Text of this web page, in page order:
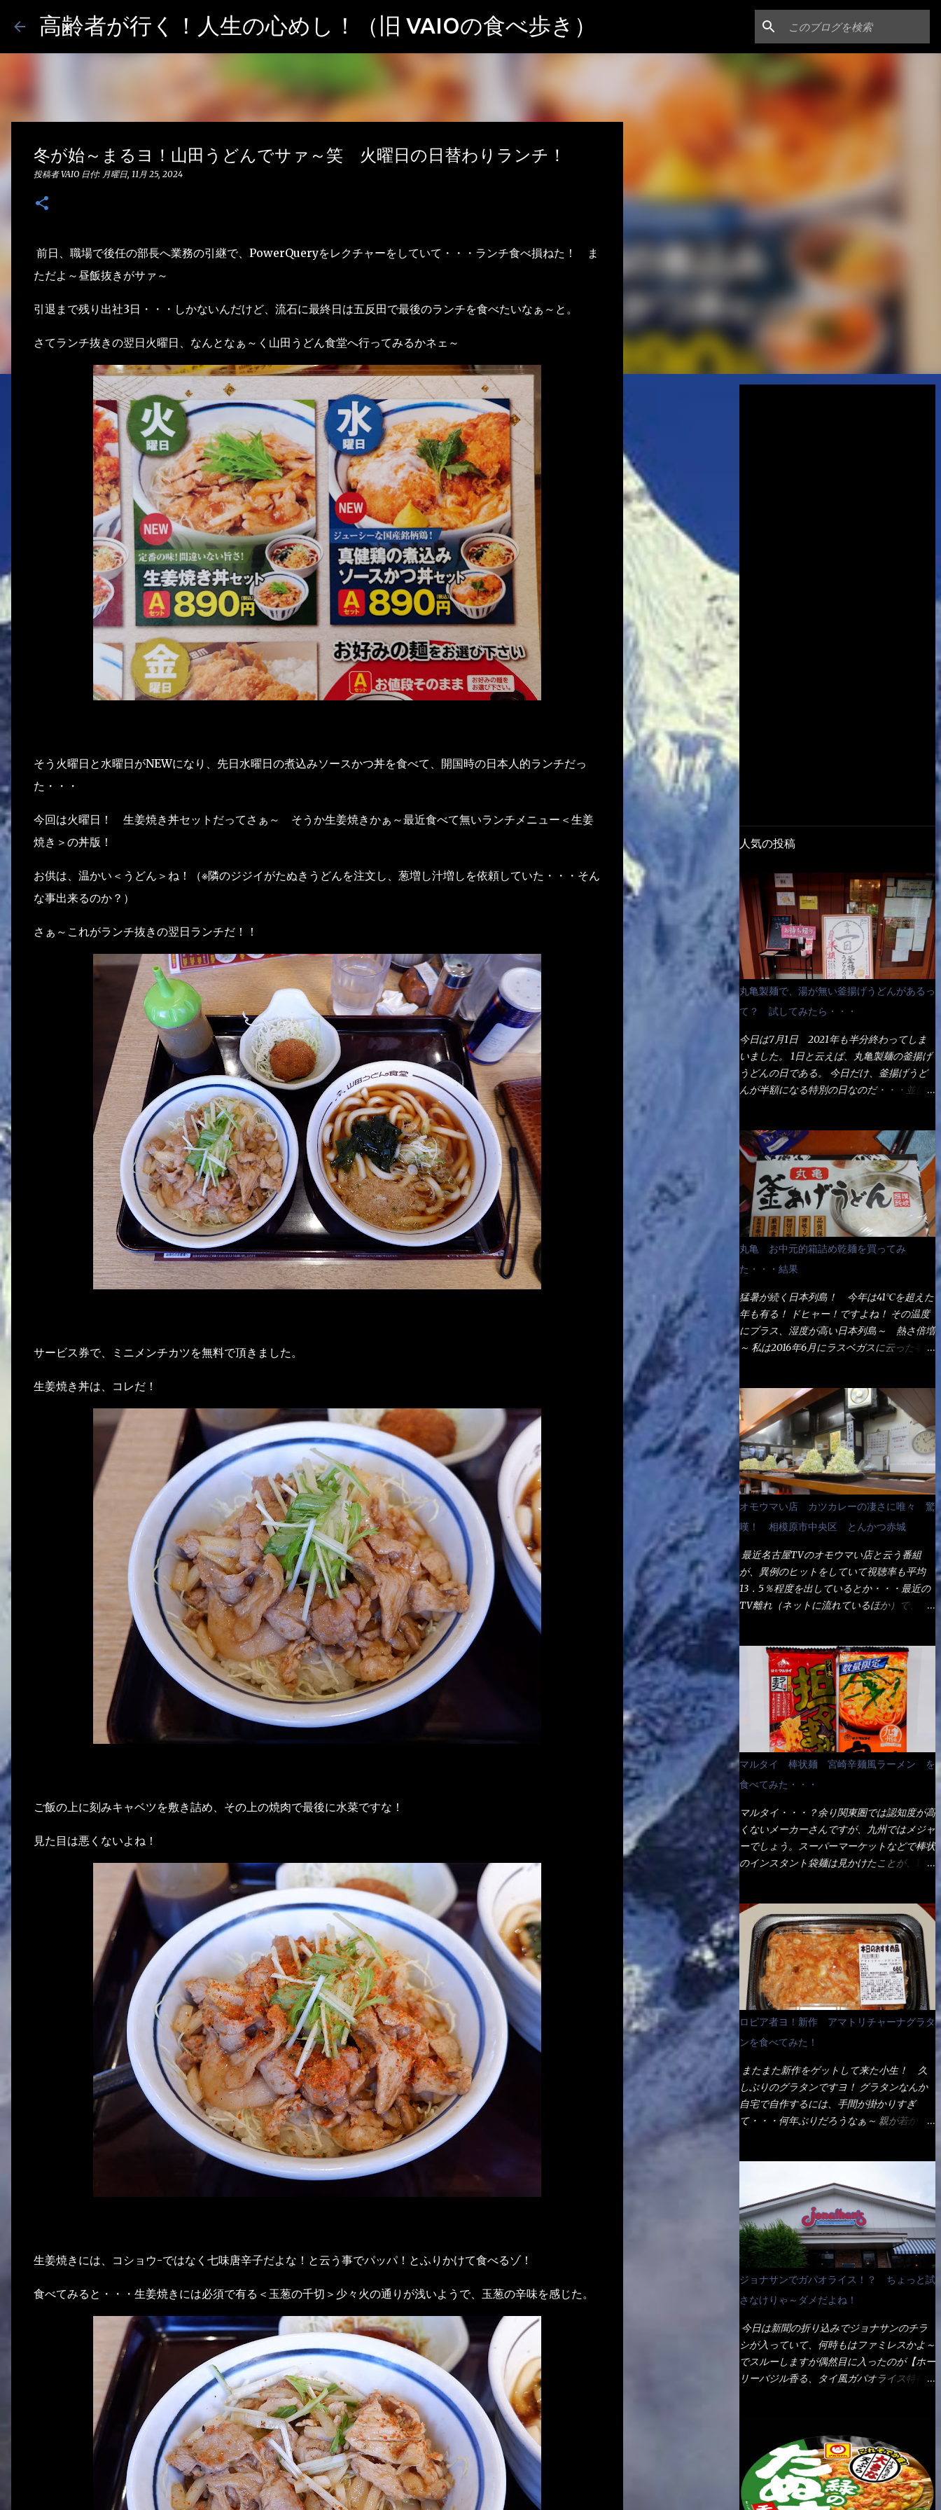
スキップしてメイン コンテンツに移動
高齢者が行く！人生の心めし！（旧 VAIOの食べ歩き）
冬が始～まるヨ！山田うどんでサァ～笑 火曜日の日替わりランチ！
投稿者VAIO 日付: 月曜日, 11月 25, 2024
前日、職場で後任の部長へ業務の引継で、PowerQueryをレクチャーをしていて・・・ランチ食べ損ねた！ ま
ただよ～昼飯抜きがサァ～
引退まで残り出社3日・・・しかないんだけど、流石に最終日は五反田で最後のランチを食べたいなぁ～と。
さてランチ抜きの翌日火曜日、なんとなぁ～く山田うどん食堂へ行ってみるかネェ～
そう火曜日と水曜日がNEWになり、先日水曜日の煮込みソースかつ丼を食べて、開国時の日本人的ランチだっ
た・・・
今回は火曜日！ 生姜焼き丼セットだってさぁ～ そうか生姜焼きかぁ～最近食べて無いランチメニュー＜生姜
焼き＞の丼版！
お供は、温かい＜うどん＞ね！（※隣のジジイがたぬきうどんを注文し、葱増し汁増しを依頼していた・・・そん
な事出来るのか？）
さぁ～これがランチ抜きの翌日ランチだ！！
サービス券で、ミニメンチカツを無料で頂きました。
生姜焼き丼は、コレだ！
ご飯の上に刻みキャベツを敷き詰め、その上の焼肉で最後に水菜ですな！
見た目は悪くないよね！
生姜焼きには、コショウ-ではなく七味唐辛子だよな！と云う事でパッパ！とふりかけて食べるゾ！
食べてみると・・・生姜焼きには必須で有る＜玉葱の千切＞少々火の通りが浅いようで、玉葱の辛味を感じた。
人気の投稿
丸亀製麺で、湯が無い釜揚げうどんがあるっ
て？ 試してみたら・・・
今日は7月1日 2021年も半分終わってしま
いました。 1日と云えば、丸亀製麺の釜揚げ
うどんの日である。 今日だけ、釜揚げうど
んが半額になる特別の日なのだ・・・並盛
いことが2つある！ 1つめは釜揚げうどんの
湯が無い注文が通るか？ 釜揚げうどんは、
木の桶に茹で湯と共に＜うどん＞が泳いでる
～ でもコレって食べきるまで湯に浸かって
いるわけで、最初と最後では麺の固さという
かコシが違う！ だったら湯なんか要らない
じゃん！ 茹で上げ直後の麺だけいいよ！と
なるでしょう。 事前にググって調べたら、
やっぱり＜湯無し＞注文は、裏注文方法とし
てあるらしい。 それと店員によっては、理
解出来ない者も居るらしい云う事。 そこで
ランチ混雑前に、行くのが店への配慮でもあ
る。 11:20 店内に入り・・・『釜揚げうど
し？』（これだ全く理解していないな） す
ると茹で方の若い女性店員が『いい！い
い！！』とオッサンを向こうへやった。 で
サッサと、木桶を用意してうどんだけ入れて
出して来ました。 な～るほど、この事
か・・・ で今日の2021年後半1回目のサラメ
シです。 見事に木桶には湯が入っていな
い、UDONだけです。 しかし、この木桶デ
カイなぁ～ 試したいこと残りの1つが＜得＞
大しか食べていないからね、得がどれくらい
の満腹度になるのか？ この得サイズの木桶
は、銭湯で使う洗い桶サイズだなぁ～ この
木桶サイズに、満々と湯が注がれていたら食
これなら茹で上がった直後のままで、食べ進
められるじゃないか！ 別皿で、葱と天かす
を満タンに用意して、山葵も2つ。 それに湯
が無い利点として、汁が薄まらない！ これ
だよ、これ！！ 湯があると、うどんと共に
汁の方へ湯までも入ってしまう。つまりラー
メンの麺にスープが絡む現象ですな。 結
局、伸びずに汁も薄らむこともなく・・最後
の方で＜だし汁＞を少し追加しました。 腹
収まったし満足達成度100％ 苦しいと云う事
も無いな！ まだ鶏天1個位は入りそうだ
ね。 と云う事で、今回＜釜揚げうどんの湯
無し＞を試したら、確...
丸亀 お中元的箱詰め乾麺を買ってみ
た・・・結果
猛暑が続く日本列島！ 今年は41℃を超えた
年も有る！ ドヒャー！ですよね！ その温度
にプラス、湿度が高い日本列島～ 熱さ倍増
～ 私は2016年6月にラスベガスに云った事が
無いね） 処で今日は何だ！？これです。 丸
亀 釜あげうどん！ 日本には、お中元とお
歳暮という古来からの風習がある。 お中元
は、丁度お盆の夏場に日頃お世話になってい
る方への＜ご挨拶＞としての贈り物の習慣で
す。 今では、大分廃れてしまっているか
と・・・小生もお中元やお歳暮など送った事
は無い！（キッパリ） まぁ～この慣習が残
っているのは、官公庁や超大手企業戦士（昇
進目的）などの世界でしょう。 要は、ゴマ
スリ・・・てな感じかな。 丸亀製麺と云え
ば、大阪誕生→全国区（北海道と沖縄は？）
へ広がった、讃岐饂飩チェーン店大手といっ
舗に寄って違う！と云う人も居るらしい・・
そんな大手讃岐饂飩チェーン店と関係がある
のか？ 箱詰め乾麺！ このパッケージから
すれば、間違いなく贈答用目的でしょう。
そんな贈答用箱詰め饂飩・・・またもやメガ
ドンキで発見し購入！ 中身は、この様な状
態です。 乾麺の束が6束／一パックになって
おり、それが3袋入りです。 18束入りという
わけですね！900ｇの容量となり、1束／50
Amazonで1280円と云った感じです。 で私
は幾らで、メガドンキでゲットしたかって？
それは非常に言いづらい・・・色々と各方面
へ忖度して、激安だったとだけ申し上げまし
ほど茹で上げた状態です。 当家には、高齢
者がいるので少し柔らかく・・・ 茹で上が
った饂飩は、お店の饂飩に比べ＜細い＞で
す。 どちらかと云えば、稲庭饂飩的な太さ
ですね。 さてこれを、どの様に食べるか？
長葱無かったので、玉葱を刻んで八王子ラー
メン風月見つけうどん！ 冷やし釜あげうど
ん～です。 ラーメン丼に、冷水を軽く張っ
て饂飩を盛り付け、お椀に昆布出汁つゆと長
した。 良いじゃないか～...
オモウマい店 カツカレーの凄さに唯々 驚
嘆！ 相模原市中央区 とんかつ赤城
最近名古屋TVのオモウマい店と云う番組
が、異例のヒットをしていて視聴率も平均
13．5％程度を出しているとか・・・最近の
TV離れ（ネットに流れているほか）で、こ
あった！ とんかつ赤城！ 老齢の女性がメ
インで調理場を仕切、老齢の男性が脇をサポ
ートし最近は若い女性がオーダーや片付けを
担当している。 まずはこれを見て欲しい！
カウンターに置かれた＜お皿＞である。 直
ぐに気づいたでしょう！ 何かキャベツが山
じゃないか！？ ハイ、山です。 これが標
準なのです。 普通のとんかつ屋のキャベツ
と比べたら、10人前ほどあるか？ 値段的に
は、メイン（主流は1,000超）＋定食セット
350円程と値段的には、それ程では安い訳で
も無いが、客足が絶えない人気店である。
そんなメニューのなかで、リーズナブルで頂
が・・・今も変わらないと思うけど・・・
これが出てくると、カウンター中からOH～
と声が飛ぶ！ 写真は、キャベツ少なめでお
願いしています。 皿のサイズは、直径30cm
ほどあります。 そこにドカ盛のキャベツと
御飯にカレーがかかっています。 カレーは
辛く無く、食べやすいタイプです。 それじ
ゃ～カツは、ハムカツ程度の薄さだろう？と
思われるかもしれないが・・・違う！ チャ
も揚げたての熱々です。 これを難なく完食
出来なければ、漢では無い！と云っても過言
ではないだろう。 この他も、兎に角ボリュ
ーム満点で＜薄カツ＞と呼ばれるメニュー
が薄いから、2枚乗せにしたらしいけ
マルタイ 棒状麺 宮崎辛麺風ラーメン を
食べてみた・・・
マルタイ・・・？余り関東圏では認知度が高
くないメーカーさんですが、九州ではメジャ
ーでしょう。スーパーマーケットなどで棒状
のインスタント袋麺は見かけたことが、1度
になった乾麺が普通でしょう。マルタイでは
＜棒状＞なのです。 素麺や日本蕎麦などの
乾麺と一緒ですね！ そんなマルタイ棒状ラ
ーメンを、OKストアで見かけ思わず手に取
って買い物篭へ 坦々まぜそばと＜数量限定
＞宮崎辛麺風ラーメン オーッといきなり私
の胃袋をグサッと・・・・ 棒状インスタン
トラーメンのデビューが決まりました。
か・ら・め・ん・辛麺！ 宮崎辛麺はチャル
メラや日清からも出されている、辛口のラー
メンじゃん！！ 酸っぱくしたら、酸辣湯
麺？なんてね。 よし今日のサラメシは、宮
崎辛麺にしよう！ それではまず袋を開ける
ない姿・・・何だかチョッと高級感的
な・・・だって透明なトレイに並んだ棒状麺
なんて見慣れないからねぇ～（コストがかか
る） 袋の裏側を見ると、韮とか卵の用意を
勧めている。 それなばらと冷蔵庫にあっ
た、黒豆モヤシ・韮・生卵を用意しました。
まず鍋1で湯を沸かし、麺を茹でる！ 小鍋
で別に湯を沸かし卵を溶きながら投入～ 次
にモヤシを入れて、粉末スープを投入！！
上がったら、丼へ入れてから小鍋のスープを
丼の中へ 最後に小鍋の具を上にかけ、韮の
葉の部分をドサッと乗せて調味油を入れて完
成です。 どうでしょう？ 見た目 Goodデ
イ・ノンスチーム製法で仕上げた、生めんに
近い風味のストレートめんです。 豚の旨味
に数種類の唐辛子、ニンニクを加えた辛さと
コクが凝縮された醤油ベースのスープです。
調味油に赤ラー油とごま油を使用することに
ロピア者ヨ！新作 アマトリチャーナグラタ
ンを食べてみた！
またまた新作をゲットして来た小生！ 久
しぶりのグラタンですヨ！ グラタンなんか
自宅で自作するには、手間が掛かりすぎ
て・・・何年ぶりだろうなぁ～ 親が若かり
らしいですよ！ 何処からの情報？ ウィキ
ペディアから・・・そうだろうな～笑 電子
レンジで弱めのワット（小生は500Wで3分
程度）温めてテーブルへ これ店舗の調理場
で、製造しているけど考えるに大き目のオー
ブン皿で焼いて、大凡の目安で小分けにして
いるようで、パックをよーく見たら表面のチ
ーズの乗り具合に結構な差が出ていた・・・
チーズに焦げ目が付いているのを、しっかり
確認し買うことをオススメします。（取り分
け量にも若干有り差がでてるだろう） 早速
タバスコを振りかけて食べてみると・・・結
使ってみたら、これが凄くうまくすくえるん
だよねぇ～（このスプーン当たりだね） 今
回新作のグラタンを頂きましたが、まずまず
の美味しさとダイソーのカレースプーンの。
すくい上げ力の良さを再度認識できました。
ジョナサンでガパオライス！？ ちょっと試
さなけりゃ～ダメだよね！
今日は新聞の折り込みでジョナサンのチラ
シが入っていて、何時もはファミレスかよ～
でスルーしますが偶然目に入ったのが【ホー
リーバジル香る、タイ風ガパオライス特得ク
て・・・今日じゃん！！ そこで近くのお店
へ・・・・ モーニング以外の通常メニュー
は、10:30以降に提供されるので10:40頃に店
内へ 私は基本的、どの店に行っても同じメ